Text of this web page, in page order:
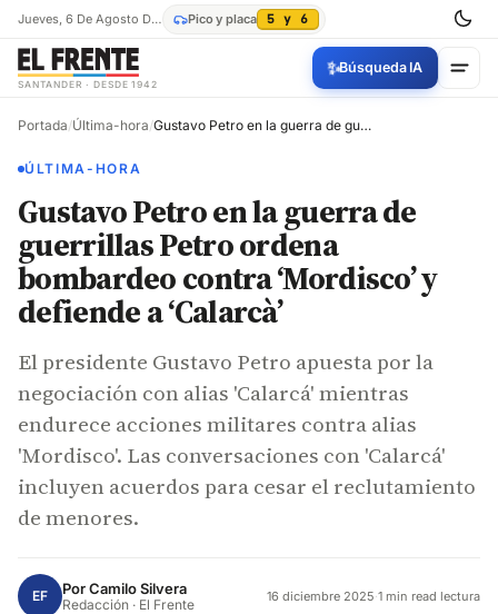
Jueves, 6 De Agosto De 2026 Pico y placa 5 y 6
SANTANDER · DESDE 1942
✨Búsqueda IA
Portada/Última-hora/ Gustavo Petro en la guerra de guerrillas Petro ordena bombardeo contra ‘Mordisco’ y defiende a ‘Calarcà’
ÚLTIMA-HORA
Gustavo Petro en la guerra de
guerrillas Petro ordena
bombardeo contra ‘Mordisco’ y
defiende a ‘Calarcà’
El presidente Gustavo Petro apuesta por la
negociación con alias 'Calarcá' mientras
endurece acciones militares contra alias
'Mordisco'. Las conversaciones con 'Calarcá'
incluyen acuerdos para cesar el reclutamiento
de menores.
EF PorCamilo Silvera
Redacción · El Frente 16 diciembre 2025·1 min read lectura